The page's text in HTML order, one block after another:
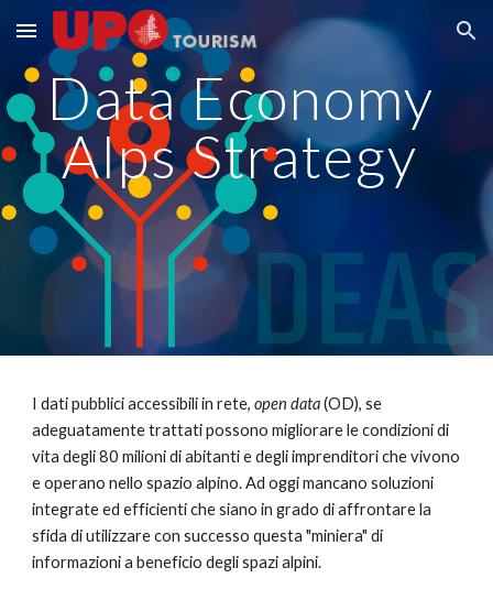
Skip to main content Skip to navigation
Data Economy
Alps Strategy
I dati pubblici accessibili in rete, open data (OD), se
adeguatamente trattati possono migliorare le condizioni di
vita degli 80 milioni di abitanti e degli imprenditori che vivono
e operano nello spazio alpino. Ad oggi mancano soluzioni
integrate ed efficienti che siano in grado di affrontare la
sfida di utilizzare con successo questa "miniera" di
informazioni a beneficio degli spazi alpini.